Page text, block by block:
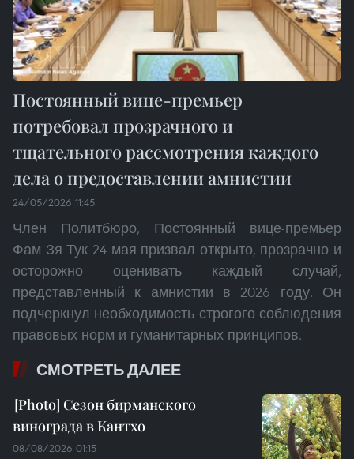
Постоянный вице-премьер
потребовал прозрачного и
тщательного рассмотрения каждого
дела о предоставлении амнистии
24/05/2026 11:45
Член Политбюро, Постоянный вице-премьер
Фам Зя Тук 24 мая призвал открыто, прозрачно и
осторожно оценивать каждый случай,
представленный к амнистии в 2026 году. Он
подчеркнул необходимость строгого соблюдения
правовых норм и гуманитарных принципов.
СМОТРЕТЬ ДАЛЕЕ
Сезон бирманского
винограда в Кантхо
08/08/2026 01:15